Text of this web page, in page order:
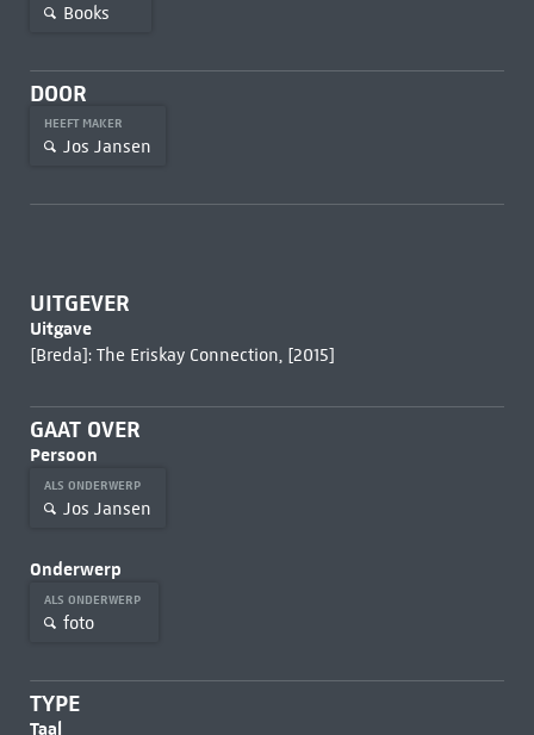
Books
DOOR
HEEFT MAKER
Jos Jansen
UITGEVER
Uitgave
[Breda]: The Eriskay Connection, [2015]
GAAT OVER
Persoon
ALS ONDERWERP
Jos Jansen
Onderwerp
ALS ONDERWERP
foto
TYPE
Taal